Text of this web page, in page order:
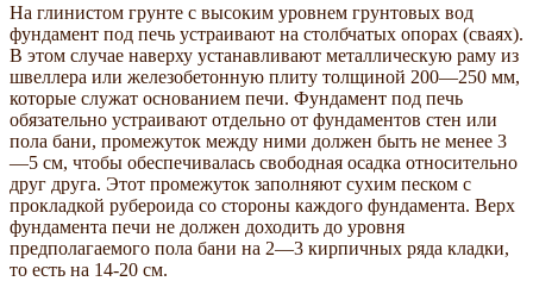
На глинистом грунте с высоким уровнем грунтовых вод
фундамент под печь устраивают на столбчатых опорах (сваях).
В этом случае наверху устанавливают металлическую раму из
швеллера или железобетонную плиту толщиной 200—250 мм,
которые служат основанием печи. Фундамент под печь
обязательно устраивают отдельно от фундаментов стен или
пола бани, промежуток между ними должен быть не менее 3
—5 см, чтобы обеспечивалась свободная осадка относительно
друг друга. Этот промежуток заполняют сухим песком с
прокладкой рубероида со стороны каждого фундамента. Верх
фундамента печи не должен доходить до уровня
предполагаемого пола бани на 2—3 кирпичных ряда кладки,
то есть на 14-20 см.